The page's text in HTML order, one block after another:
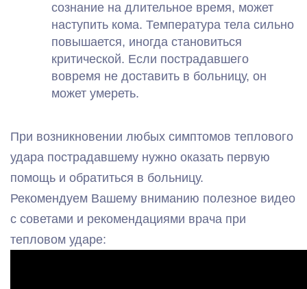
сознание на длительное время, может
наступить кома. Температура тела сильно
повышается, иногда становиться
критической. Если пострадавшего
вовремя не доставить в больницу, он
может умереть.
При возникновении любых симптомов теплового
удара пострадавшему нужно оказать первую
помощь и обратиться в больницу.
Рекомендуем Вашему вниманию полезное видео
с советами и рекомендациями врача при
тепловом ударе: